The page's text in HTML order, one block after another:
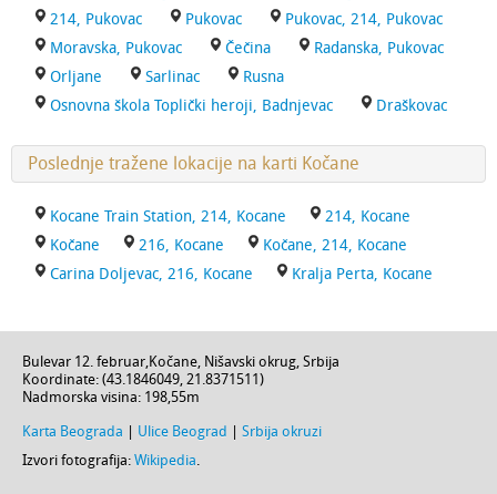
214, Pukovac
Pukovac
Pukovac, 214, Pukovac
Moravska, Pukovac
Čečina
Radanska, Pukovac
Orljane
Sarlinac
Rusna
Osnovna škola Toplički heroji, Badnjevac
Draškovac
Poslednje tražene lokacije na karti Kočane
Kocane Train Station, 214, Kocane
214, Kocane
Kočane
216, Kocane
Kočane, 214, Kocane
Carina Doljevac, 216, Kocane
Kralja Perta, Kocane
Bulevar 12. februar,Kočane, Nišavski okrug, Srbija
Koordinate: (43.1846049, 21.8371511 )
Nadmorska visina: 198,55m
Karta Beograda Ulice Beograd
Srbija okruzi
Izvori fotografija: Wikipedia.